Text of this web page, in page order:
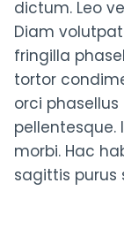
dictum. Leo
Diam
fringilla
tortor
orci
morbi. Hac
sagittis purus